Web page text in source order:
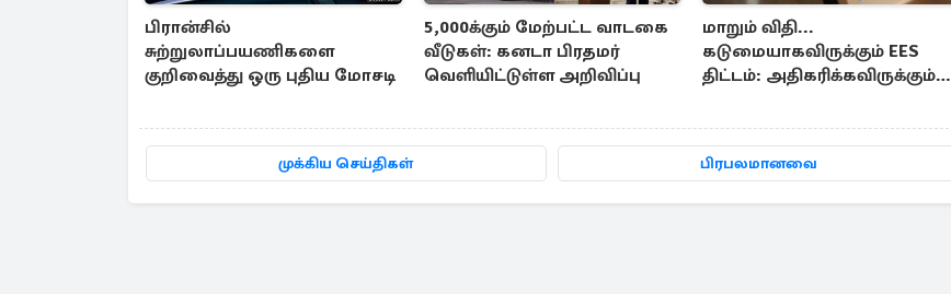
பிரான்சில்
சுற்றுலாப்பயணிகளை
குறிவைத்து ஒரு புதிய மோசடி
5,000க்கும் மேற்பட்ட வாடகை
வீடுகள்: கனடா பிரதமர்
வெளியிட்டுள்ள அறிவிப்பு
மாறும் விதி...
கடுமையாகவிருக்கும் EES
திட்டம்: அதிகரிக்கவிருக்கும்
முக்கிய செய்திகள் பிரபலமானவை